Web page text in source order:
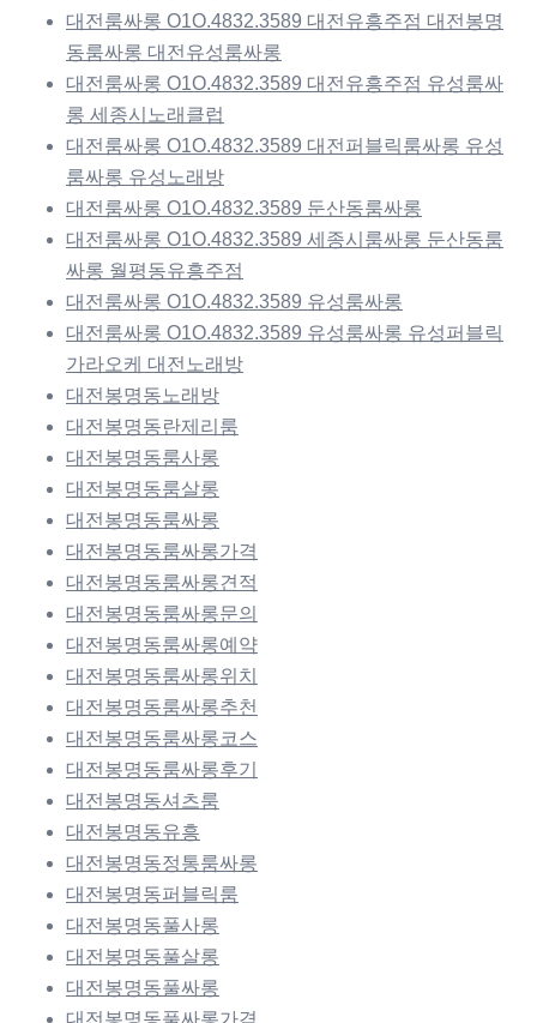
대전룸싸롱 O1O.4832.3589 대전유흥주점 대전봉명
동룸싸롱 대전유성룸싸롱
대전룸싸롱 O1O.4832.3589 대전유흥주점 유성룸싸
롱 세종시노래클럽
대전룸싸롱 O1O.4832.3589 대전퍼블릭룸싸롱 유성
룸싸롱 유성노래방
대전룸싸롱 O1O.4832.3589 둔산동룸싸롱
대전룸싸롱 O1O.4832.3589 세종시룸싸롱 둔산동룸
싸롱 월평동유흥주점
대전룸싸롱 O1O.4832.3589 유성룸싸롱
대전룸싸롱 O1O.4832.3589 유성룸싸롱 유성퍼블릭
가라오케 대전노래방
대전봉명동노래방
대전봉명동란제리룸
대전봉명동룸사롱
대전봉명동룸살롱
대전봉명동룸싸롱
대전봉명동룸싸롱가격
대전봉명동룸싸롱견적
대전봉명동룸싸롱문의
대전봉명동룸싸롱예약
대전봉명동룸싸롱위치
대전봉명동룸싸롱추천
대전봉명동룸싸롱코스
대전봉명동룸싸롱후기
대전봉명동셔츠룸
대전봉명동유흥
대전봉명동정통룸싸롱
대전봉명동퍼블릭룸
대전봉명동풀사롱
대전봉명동풀살롱
대전봉명동풀싸롱
대전봉명동풀싸롱가격